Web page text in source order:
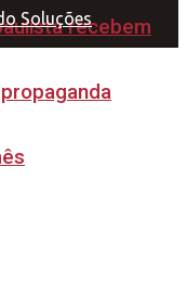
recebem
Soluções